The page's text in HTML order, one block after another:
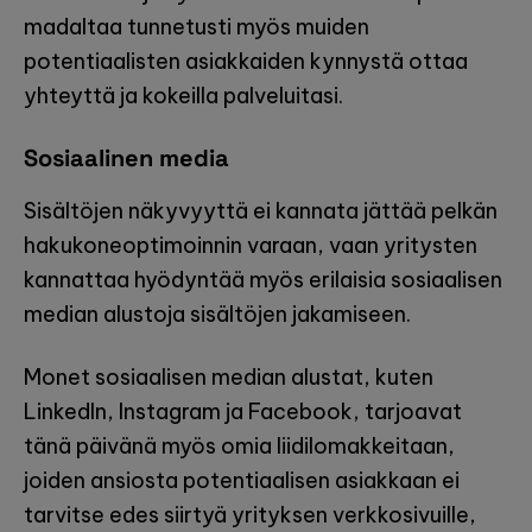
madaltaa tunnetusti myös muiden
potentiaalisten asiakkaiden kynnystä ottaa
yhteyttä ja kokeilla palveluitasi.
Sosiaalinen media
Sisältöjen näkyvyyttä ei kannata jättää pelkän
hakukoneoptimoinnin varaan, vaan yritysten
kannattaa hyödyntää myös erilaisia sosiaalisen
median alustoja sisältöjen jakamiseen.
Monet sosiaalisen median alustat, kuten
LinkedIn, Instagram ja Facebook, tarjoavat
tänä päivänä myös omia liidilomakkeitaan,
joiden ansiosta potentiaalisen asiakkaan ei
tarvitse edes siirtyä yrityksen verkkosivuille,